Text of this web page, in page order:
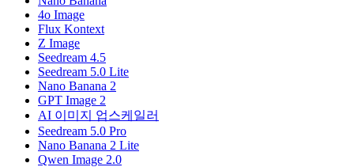
4o Image
Flux Kontext
Z Image
Seedream 4.5
Seedream 5.0 Lite
Nano Banana 2
GPT Image 2
AI 이미지 업스케일러
Seedream 5.0 Pro
Nano Banana 2 Lite
Qwen Image 2.0